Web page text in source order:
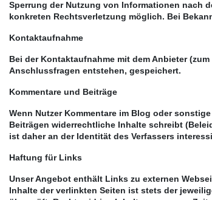
Sperrung der Nutzung von Informationen nach
konkreten Rechtsverletzung möglich. Bei
Kontaktaufnahme
Bei der Kontaktaufnahme mit dem Anbieter
Anschlussfragen entstehen, gespeichert.
Kommentare und Beiträge
Wenn Nutzer Kommentare im Blog oder
Beiträgen widerrechtliche Inhalte schreibt
ist daher an der Identität des Verfassers
Haftung für Links
Unser Angebot enthält Links zu externen
Inhalte der verlinkten Seiten ist stets der